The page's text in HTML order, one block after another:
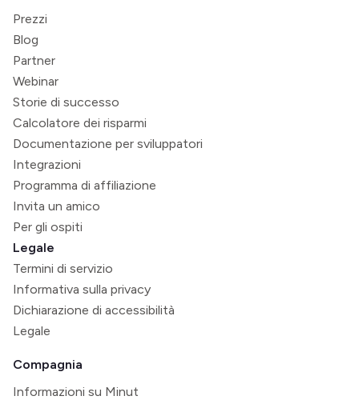
Prezzi
Blog
Partner
Webinar
Storie di successo
Calcolatore dei risparmi
Documentazione per sviluppatori
Integrazioni
Programma di affiliazione
Invita un amico
Per gli ospiti
Legale
Termini di servizio
Informativa sulla privacy
Dichiarazione di accessibilità
Legale
Compagnia
Informazioni su Minut